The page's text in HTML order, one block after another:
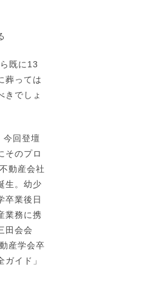
既に13
葬っては
きでしょ
今回登壇
そのプロ
動産会社
生。幼少
卒業後日
業務に携
田会会
産学会卒
イド」